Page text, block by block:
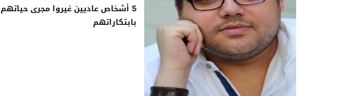
5 أشخاص عاديين غيروا مجرى حياتهم
بابتكاراتهم